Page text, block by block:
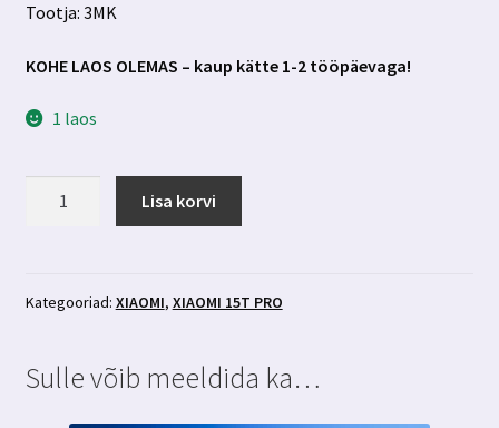
Tootja: 3MK
KOHE LAOS OLEMAS – kaup kätte 1-2 tööpäevaga!
1 laos
põrutuskindel
kogus
Lisa korvi
Kategooriad: XIAOMI, XIAOMI 15T PRO
Sulle võib meeldida ka…